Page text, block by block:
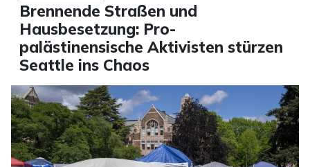
Brennende Straßen und
Hausbesetzung: Pro-
palästinensische Aktivisten stürzen
Seattle ins Chaos